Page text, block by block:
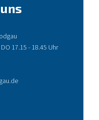
17.15 - 18.45 Uhr